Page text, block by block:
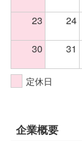
23
24
30
31
定休日
企業概要